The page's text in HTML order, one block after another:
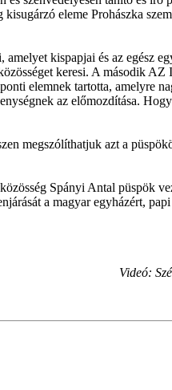
eleme Prohászka
kispapjai és az egész
keresi. A második
elemnek tartotta, amelyre
az előmozdítása.
megszólíthatjuk azt a
Spányi Antal püspök
a magyar egyházért,
Videó: